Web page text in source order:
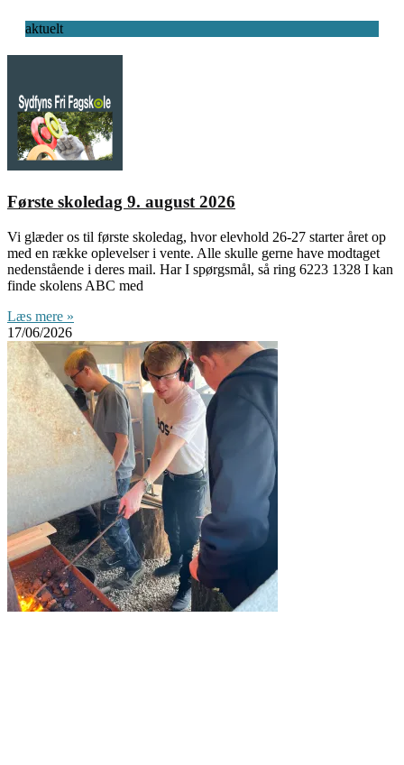
aktuelt
Første skoledag 9. august 2026
Vi glæder os til første skoledag, hvor elevhold 26-27 starter året op
med en række oplevelser i vente. Alle skulle gerne have modtaget
nedenstående i deres mail. Har I spørgsmål, så ring 6223 1328 I kan
finde skolens ABC med
Læs mere »
17/06/2026